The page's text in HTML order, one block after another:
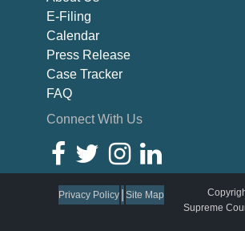
E-Filing
Calendar
Press Release
Case Tracker
FAQ
Connect With Us
Privacy Policy Site Map
Supreme